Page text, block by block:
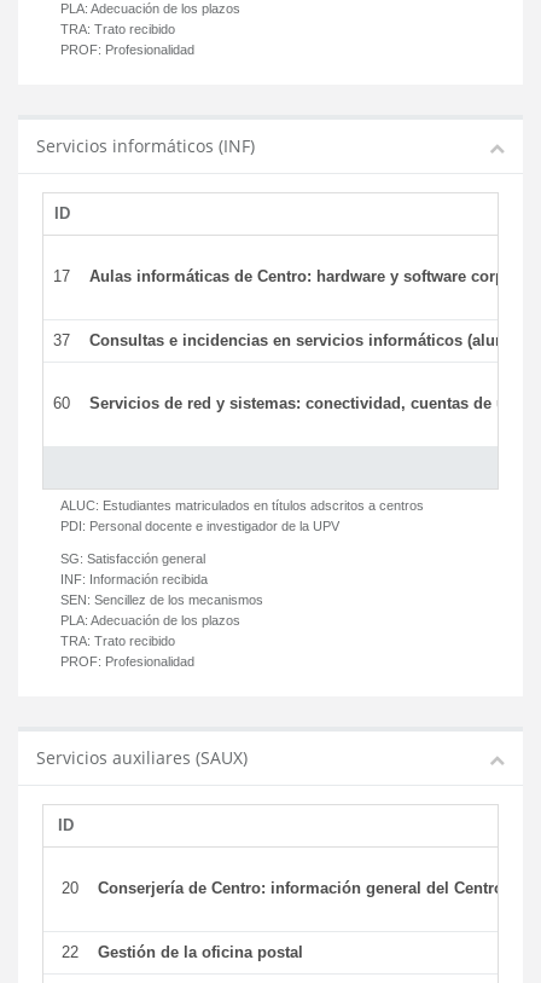
PLA: Adecuación de los plazos
TRA: Trato recibido
PROF: Profesionalidad
Servicios informáticos (INF)
ID
17 Aulas informáticas de Centro: hardware y software
37 Consultas e incidencias en servicios informáticos (alumnos)
60 Servicios de red y sistemas: conectividad, cuentas de
ALUC: Estudiantes matriculados en títulos adscritos a centros
PDI: Personal docente e investigador de la UPV
SG: Satisfacción general
INF: Información recibida
SEN: Sencillez de los mecanismos
PLA: Adecuación de los plazos
TRA: Trato recibido
PROF: Profesionalidad
Servicios auxiliares (SAUX)
ID
20 Conserjería de Centro: información general del Centro y
22 Gestión de la oficina postal